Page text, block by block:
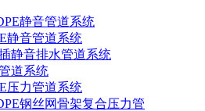
静音管道系统
静音管道系统
静音排水管道系统
道系统
压力管道系统
钢丝网骨架复合压力管